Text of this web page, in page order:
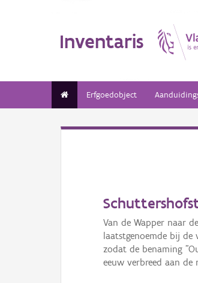
Inventaris
Erfgoedobject
Van de Wapper naar
laatstgenoemde bij
zodat de benaming
eeuw verbreed aan